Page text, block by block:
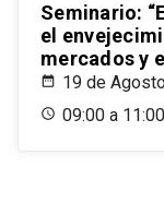
Seminario:
el
mercados y
19 de
09:00 a